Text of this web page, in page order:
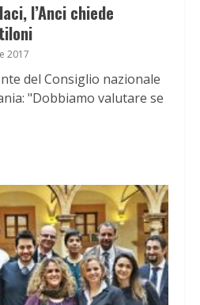
l’Anci chiede
2017
del Consiglio nazionale
"Dobbiamo valutare se